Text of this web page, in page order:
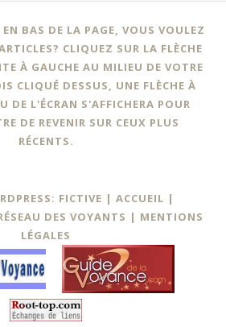
BAS DE LA PAGE, VOUS VOULEZ
CLIQUEZ SUR LA FLÈCHE
À GAUCHE AU MILIEU DE VOTRE
CLIQUÉ DESSUS, UNE FLÈCHE À
DE L'ÉCRAN S'AFFICHERA POUR
DE REVENIR SUR CEUX PLUS
RÉCENTS.
FICTIVE | ACCUEIL |
DES VOYANTS | MENTIONS
LÉGALES